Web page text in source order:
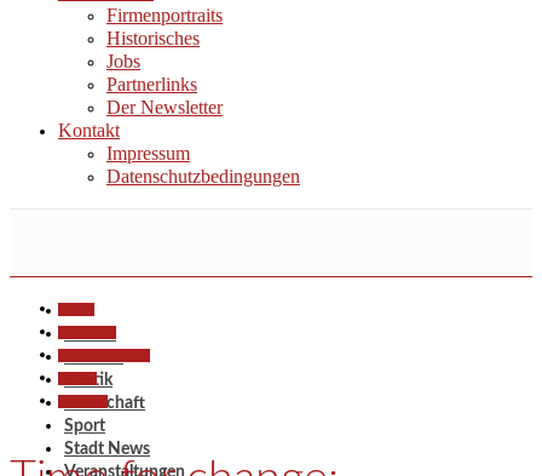
Firmenportraits
Historisches
Jobs
Partnerlinks
Der Newsletter
Kontakt
Impressum
Datenschutzbedingungen
Politik
Wirtschaft
Sport
Stadt News
Veranstaltungen